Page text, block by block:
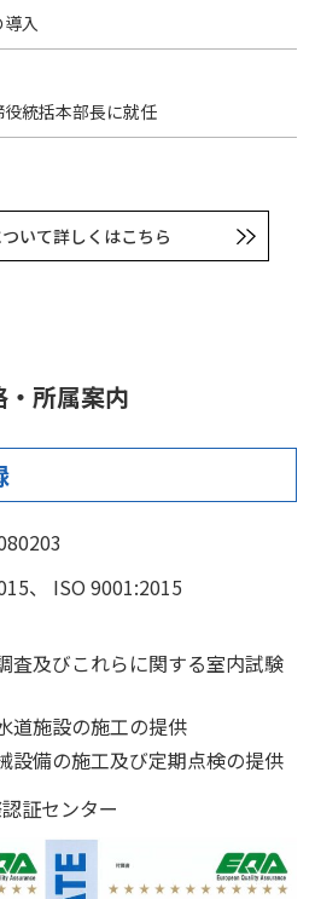
入
統括本部長に就任
いて詳しくはこちら
・所属案内
、 ISO 9001:2015
査及びこれらに関する室内試験
道施設の施工の提供
設備の施工及び定期点検の提供
証センター